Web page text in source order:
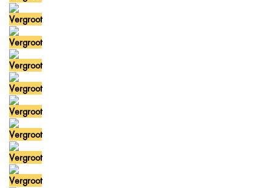
Vergroot
Vergroot
Vergroot
Vergroot
Vergroot
Vergroot
Vergroot
Vergroot